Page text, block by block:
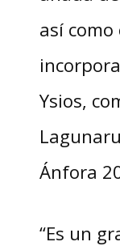
así
Ysios,
Ánfora
“Es un